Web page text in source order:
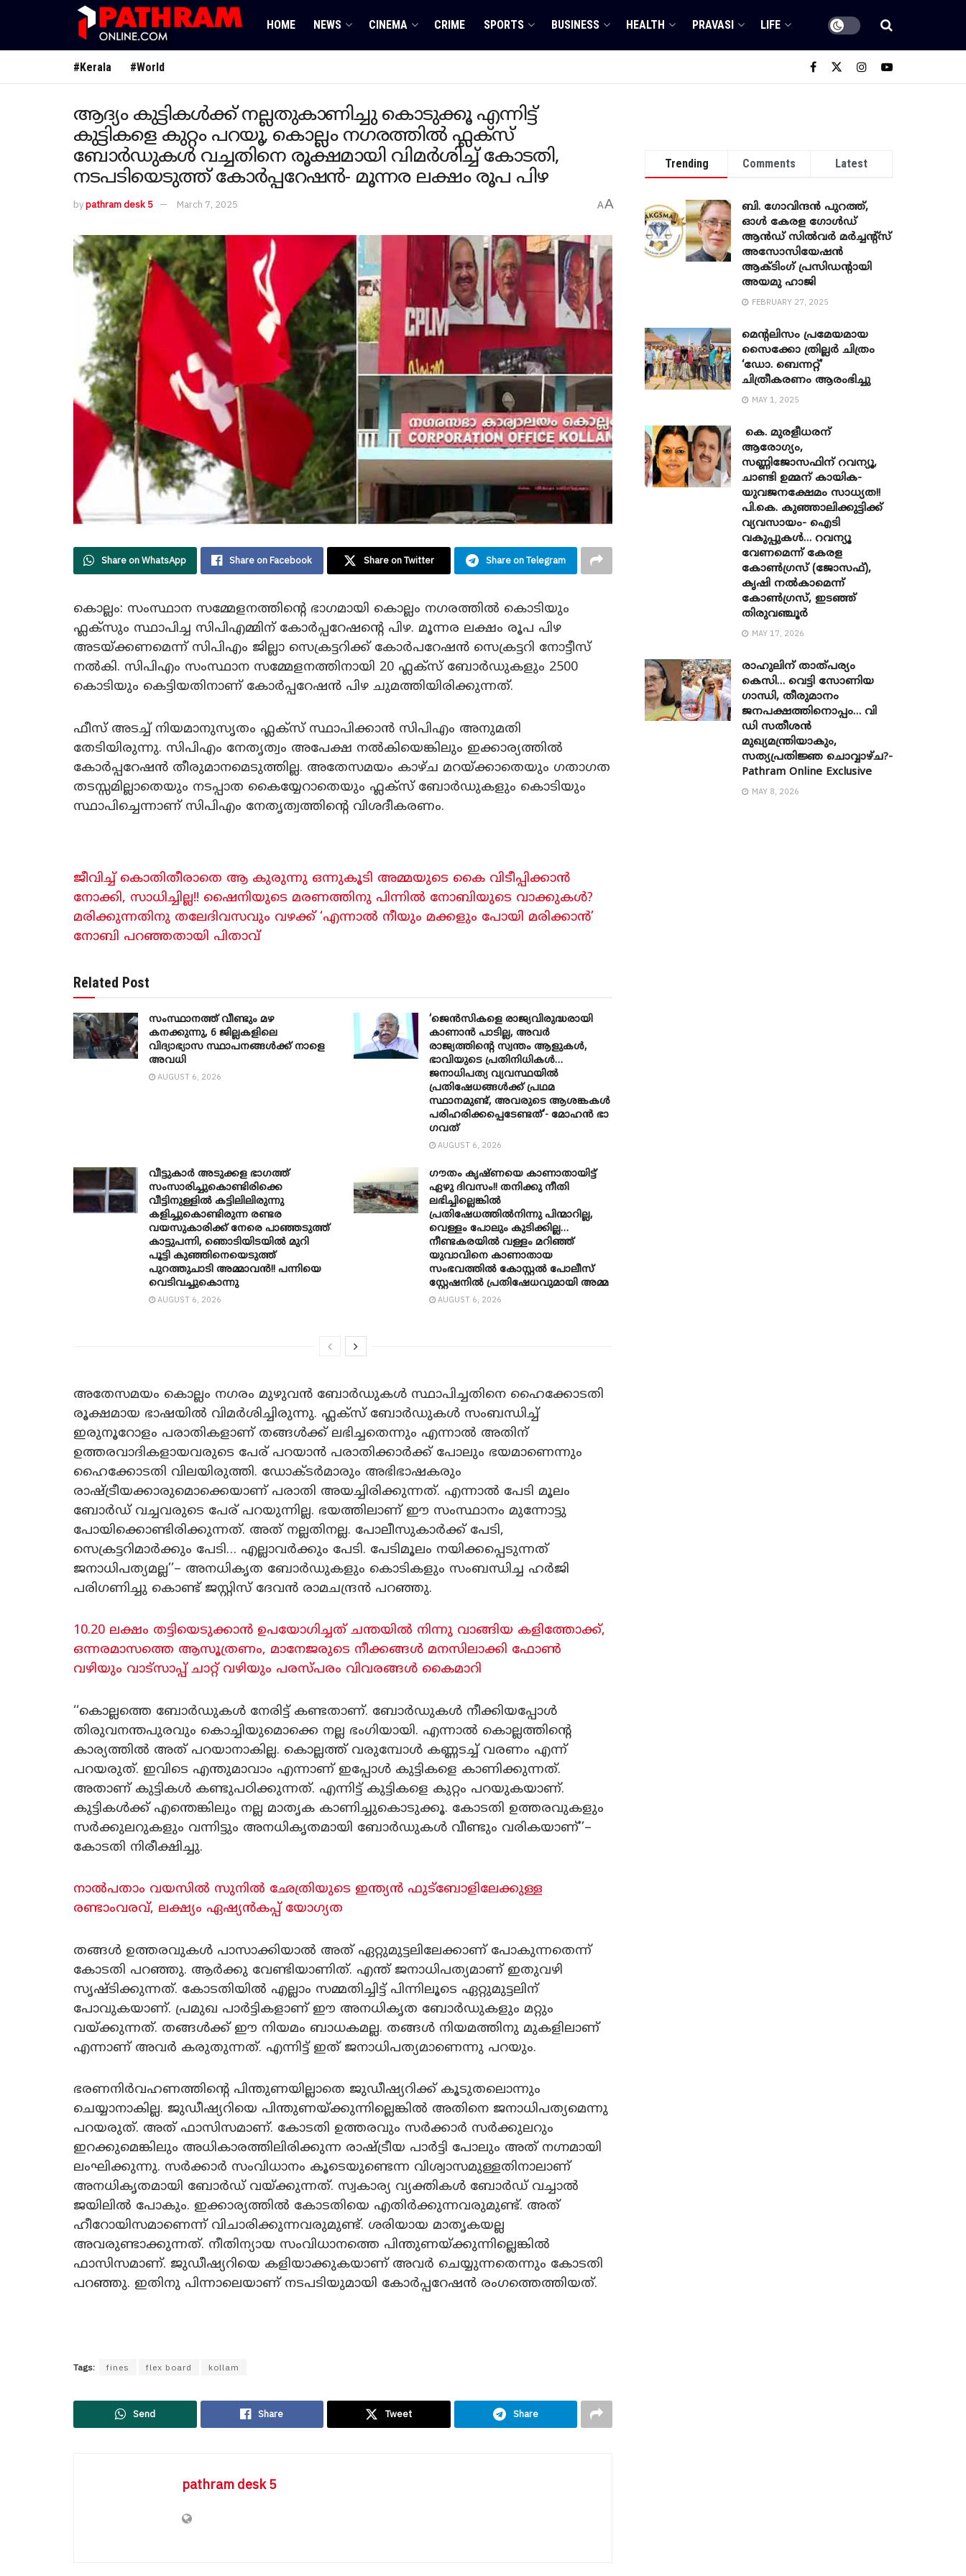
HOME NEWS CINEMA CRIME SPORTS BUSINESS HEALTH PRAVASI LIFE
#Kerala #World
ആദ്യം കുട്ടികൾക്ക് നല്ലതുകാണിച്ചു കൊടുക്കൂ എന്നിട്ട്
കുട്ടികളെ കുറ്റം പറയൂ, കൊല്ലം ന​ഗരത്തിൽ ഫ്ലക്സ്
ബോർഡുകൾ വച്ചതിനെ രൂക്ഷമായി വിമർശിച്ച് കോടതി,
നടപടിയെടുത്ത് കോർപ്പറേഷൻ- മൂന്നര ലക്ഷം രൂപ പിഴ
bypathram desk 5 March 7, 2025 AA
Share on WhatsApp Share on Facebook Share on Twitter Share on Telegram
കൊല്ലം: സംസ്ഥാന സമ്മേളനത്തിന്റെ ഭാ​ഗമായി കൊല്ലം നഗരത്തിൽ കൊടിയും
ഫ്ലക്സും സ്ഥാപിച്ച സിപിഎമ്മിന് കോർപ്പറേഷന്റെ പിഴ. മൂന്നര ലക്ഷം രൂപ പിഴ
അടയ്ക്കണമെന്ന് സിപിഎം ജില്ലാ സെക്രട്ടറിക്ക് കോർപറേഷൻ സെക്രട്ടറി നോട്ടീസ്
നൽകി. സിപിഎം സംസ്ഥാന സമ്മേളനത്തിനായി 20 ഫ്ലക്സ് ബോർഡുകളും 2500
കൊടിയും കെട്ടിയതിനാണ് കോർപ്പറേഷൻ പിഴ ചുമത്തിയിരിക്കുന്നത്.
ഫീസ് അടച്ച് നിയമാനുസൃതം ഫ്ലക്സ് സ്ഥാപിക്കാൻ സിപിഎം അനുമതി
തേടിയിരുന്നു. സിപിഎം നേതൃത്വം അപേക്ഷ നൽകിയെങ്കിലും ഇക്കാര്യത്തിൽ
കോർപ്പറേഷൻ തീരുമാനമെടുത്തില്ല. അതേസമയം കാഴ്ച മറയ്ക്കാതെയും ഗതാഗത
തടസ്സമില്ലാതെയും നടപ്പാത കൈയ്യേറാതെയും ഫ്ലക്സ് ബോർഡുകളും കൊടിയും
സ്ഥാപിച്ചെന്നാണ് സിപിഎം നേതൃത്വത്തിൻ്റെ വിശദീകരണം.
ജീവിച്ച് കൊതിതീരാതെ ആ കുരുന്നു ഒന്നുകൂടി അമ്മയുടെ കൈ വിടീപ്പിക്കാൻ
നോക്കി, സാധിച്ചില്ല!! ഷൈനിയുടെ മരണത്തിനു പിന്നിൽ നോബിയുടെ വാക്കുകൾ?
മരിക്കുന്നതിനു തലേദിവസവും വഴക്ക് ‘എന്നാൽ നീയും മക്കളും പോയി മരിക്കാൻ’
നോബി പറഞ്ഞതായി പിതാവ്
Related Post
സംസ്ഥാനത്ത് വീണ്ടും മഴ
കനക്കുന്നു, 6 ജില്ലകളിലെ
വിദ്യാഭ്യാസ സ്ഥാപനങ്ങൾക്ക് നാളെ
അവധി
AUGUST 6, 2026
‘ജെൻസികളെ രാജ്യവിരുദ്ധരായി
കാണാൻ പാടില്ല, അവർ
രാജ്യത്തിന്റെ സ്വന്തം ആളുകൾ,
ഭാവിയുടെ പ്രതിനിധികൾ…
ജനാധിപത്യ വ്യവസ്ഥയിൽ
പ്രതിഷേധങ്ങൾക്ക് പ്രഥമ
സ്ഥാനമുണ്ട്, അവരുടെ ആശങ്കകൾ
പരിഹരിക്കപ്പെടേണ്ടത്’- മോഹൻ ഭാ​
ഗവത്
AUGUST 6, 2026
വീട്ടുകാർ അ‌ടുക്കള ഭാ​ഗത്ത്
സംസാരിച്ചുകൊണ്ടിരിക്കെ
വീട്ടിനുള്ളിൽ കട്ടിലിലിരുന്നു
കളിച്ചുകൊണ്ടിരുന്ന രണ്ടര
വയസുകാരിക്ക് നേരെ പാഞ്ഞടുത്ത്
കാട്ടുപന്നി, ‍ഞൊടിയി‌ടയിൽ മുറി
പൂട്ടി കുഞ്ഞിനെയെടുത്ത്
പുറത്തുചാടി അമ്മാവൻ!! പന്നിയെ
വെടിവച്ചുകൊന്നു
AUGUST 6, 2026
ഗൗതം കൃഷ്ണയെ കാണാതായിട്ട്
ഏഴു ദിവസം!! തനിക്കു നീതി
ലഭിച്ചില്ലെങ്കിൽ
പ്രതിഷേധത്തിൽനിന്നു പിന്മാറില്ല,
വെള്ളം പോലും കുടിക്കില്ല…
നീണ്ടകരയിൽ വള്ളം മറിഞ്ഞ്
യുവാവിനെ കാണാതായ
സംഭവത്തിൽ കോസ്റ്റൽ പോലീസ്
സ്റ്റേഷനിൽ പ്രതിഷേധവുമായി അമ്മ
AUGUST 6, 2026
അതേസമയം കൊല്ലം നഗരം മുഴുവൻ ബോർഡുകൾ സ്ഥാപിച്ചതിനെ ഹൈക്കോടതി
രൂക്ഷമായ ഭാ​ഷയിൽ വിമർശിച്ചിരുന്നു. ഫ്ലക്സ് ബോർഡുകൾ സംബന്ധിച്ച്
ഇരുനൂറോളം പരാതികളാണ് തങ്ങൾക്ക് ലഭിച്ചതെന്നും എന്നാൽ അതിന്
ഉത്തരവാദികളായവരുടെ പേര് പറയാൻ പരാതിക്കാർക്ക് പോലും ഭയമാണെന്നും
ഹൈക്കോടതി വിലയിരുത്തി. ഡോക്ടർമാരും അഭിഭാഷകരും
രാഷ്ട്രീയക്കാരുമൊക്കെയാണ് പരാതി അയച്ചിരിക്കുന്നത്. എന്നാൽ പേടി മൂലം
ബോർഡ് വച്ചവരുടെ പേര് പറയുന്നില്ല. ഭയത്തിലാണ് ഈ സംസ്ഥാനം മുന്നോട്ടു
പോയിക്കൊണ്ടിരിക്കുന്നത്. അത് നല്ലതിനല്ല. പോലീസുകാർക്ക് പേടി,
സെക്രട്ടറിമാർക്കും പേടി… എല്ലാവർക്കും പേടി. പേടിമൂലം നയിക്കപ്പെടുന്നത്
ജനാധിപത്യമല്ല’’– അനധികൃത ബോർഡുകളും കൊടികളും സംബന്ധിച്ച ഹർജി
പരിഗണിച്ചു കൊണ്ട് ജസ്റ്റിസ് ദേവൻ രാമചന്ദ്രൻ പറഞ്ഞു.
10.20 ലക്ഷം തട്ടിയെടുക്കാൻ ഉപയോ​ഗിച്ചത് ചന്തയിൽ നിന്നു വാങ്ങിയ കളിത്തോക്ക്,
ഒന്നരമാസത്തെ ആസൂത്രണം, മാനേജരുടെ നീക്കങ്ങൾ മനസിലാക്കി ഫോൺ
വഴിയും വാട്‌സാപ്പ് ചാറ്റ് വഴിയും പരസ്പരം വിവരങ്ങൾ കൈമാറി
‘‘കൊല്ലത്തെ ബോർഡുകൾ നേരിട്ട് കണ്ടതാണ്. ബോർഡുകൾ നീക്കിയപ്പോൾ
തിരുവനന്തപുരവും കൊച്ചിയുമൊക്കെ നല്ല ഭംഗിയായി. എന്നാൽ കൊല്ലത്തിന്റെ
കാര്യത്തിൽ അത് പറയാനാകില്ല. കൊല്ലത്ത് വരുമ്പോൾ കണ്ണടച്ച് വരണം എന്ന്
പറയരുത്. ഇവിടെ എന്തുമാവാം എന്നാണ് ഇപ്പോൾ കുട്ടികളെ കാണിക്കുന്നത്.
അതാണ് കുട്ടികൾ കണ്ടുപഠിക്കുന്നത്. എന്നിട്ട് കുട്ടികളെ കുറ്റം പറയുകയാണ്.
കുട്ടികൾക്ക് എന്തെങ്കിലും നല്ല മാതൃക കാണിച്ചുകൊടുക്കൂ. കോടതി ഉത്തരവുകളും
സർക്കുലറുകളും വന്നിട്ടും അനധികൃതമായി ബോർഡുകൾ വീണ്ടും വരികയാണ്’’–
കോടതി നിരീക്ഷിച്ചു.
നാൽപതാം വയസിൽ സുനിൽ ഛേത്രിയുടെ ഇന്ത്യൻ ഫുട്ബോളിലേക്കുള്ള
രണ്ടാംവരവ്, ലക്ഷ്യം ഏഷ്യൻകപ്പ് യോഗ്യത
തങ്ങൾ ഉത്തരവുകൾ പാസാക്കിയാൽ അത് ഏറ്റുമുട്ടലിലേക്കാണ് പോകുന്നതെന്ന്
കോടതി പറഞ്ഞു. ആർക്കു വേണ്ടിയാണിത്. എന്ത് ജനാധിപത്യമാണ് ഇതുവഴി
സൃഷ്ടിക്കുന്നത്. കോടതിയിൽ എല്ലാം സമ്മതിച്ചിട്ട് പിന്നിലൂടെ ഏറ്റുമുട്ടലിന്
പോവുകയാണ്. പ്രമുഖ പാർട്ടികളാണ് ഈ അനധികൃത ബോർഡുകളും മറ്റും
വയ്ക്കുന്നത്. തങ്ങൾക്ക് ഈ നിയമം ബാധകമല്ല. തങ്ങൾ നിയമത്തിനു മുകളിലാണ്
എന്നാണ് അവർ കരുതുന്നത്. എന്നിട്ട് ഇത് ജനാധിപത്യമാണെന്നു പറയും.
ഭരണനിർവഹണത്തിന്റെ പിന്തുണയില്ലാതെ ജുഡീഷ്യറിക്ക് കൂടുതലൊന്നും
ചെയ്യാനാകില്ല. ജുഡീഷ്യറിയെ പിന്തുണയ്ക്കുന്നില്ലെങ്കിൽ അതിനെ ജനാധിപത്യമെന്നു
പറയരുത്. അത് ഫാസിസമാണ്. കോടതി ഉത്തരവും സർക്കാർ സർക്കുലറും
ഇറക്കുമെങ്കിലും അധികാരത്തിലിരിക്കുന്ന രാഷ്ട്രീയ പാർട്ടി പോലും അത് നഗ്നമായി
ലംഘിക്കുന്നു. സർക്കാർ സംവിധാനം കൂടെയുണ്ടെന്ന വിശ്വാസമുള്ളതിനാലാണ്
അനധികൃതമായി ബോർഡ് വയ്ക്കുന്നത്. സ്വകാര്യ വ്യക്തികൾ ബോർഡ് വച്ചാൽ
ജയിലിൽ പോകും. ഇക്കാര്യത്തിൽ കോടതിയെ എതിർക്കുന്നവരുമുണ്ട്. അത്
ഹീറോയിസമാണെന്ന് വിചാരിക്കുന്നവരുമുണ്ട്. ശരിയായ മാതൃകയല്ല
അവരുണ്ടാക്കുന്നത്. നീതിന്യായ സംവിധാനത്തെ പിന്തുണയ്ക്കുന്നില്ലെങ്കിൽ
ഫാസിസമാണ്. ജുഡീഷ്യറിയെ കളിയാക്കുകയാണ് അവർ ചെയ്യുന്നതെന്നും കോടതി
പറഞ്ഞു. ഇതിനു പിന്നാലെയാണ് നടപടിയുമായി കോർപ്പറേഷൻ രം​ഗത്തെത്തിയത്.
Tags: fines flex board kollam
Send Share Tweet Share
pathram desk 5
Trending Comments Latest
ബി. ​ഗോവിന്ദൻ പുറത്ത്,
ഓൾ കേരള ഗോൾഡ്
ആൻഡ് സിൽവർ മർച്ചന്റ്സ്
അസോസിയേഷൻ
ആക്ടിംഗ് പ്രസിഡന്റായി
അയമു ഹാജി
FEBRUARY 27, 2025
മെന്‍റലിസം പ്രമേയമായ
സൈക്കോ ത്രില്ലർ ചിത്രം
‘ഡോ. ബെന്നറ്റ്’
ചിത്രീകരണം ആരംഭിച്ചു
MAY 1, 2025
കെ. മുരളീധരന്
ആരോഗ്യം,
സണ്ണിജോസഫിന് റവന്യൂ,
ചാണ്ടി ഉമ്മന് കായിക-
യുവജനക്ഷേമം സാധ്യത!!
പി.കെ. കുഞ്ഞാലിക്കുട്ടിക്ക്
വ്യവസായം- ഐടി
വകുപ്പുകൾ… റവന്യൂ
വേണമെന്ന് കേരള
കോൺഗ്രസ് (ജോസഫ്),
കൃഷി നൽകാമെന്ന്
കോൺഗ്രസ്, ഇടഞ്ഞ്
തിരുവഞ്ചൂർ
MAY 17, 2026
രാഹുലിന് താത്പര്യം
കെസി… വെട്ടി സോണിയ ​
ഗാന്ധി, തീരുമാനം
ജനപക്ഷത്തിനൊപ്പം… വി
ഡി സതീശൻ
മുഖ്യമന്ത്രിയാകും,
സത്യപ്രതിജ്ഞ ചൊവ്വാഴ്ച?-
Pathram Online Exclusive
MAY 8, 2026